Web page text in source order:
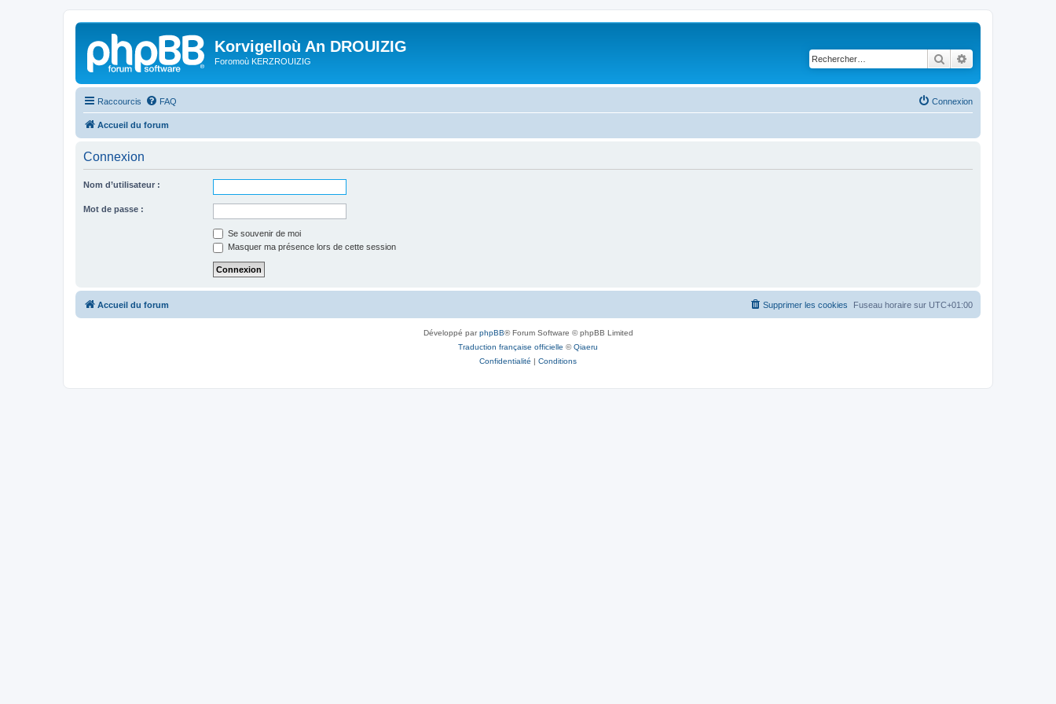
Korvigelloù An DROUIZIG
Foromoù KERZROUIZIG Rechercher
Raccourcis FAQ Connexion
Accueil du forum
Connexion
Nom d’utilisateur :
Mot de passe :
Se souvenir de moi
Masquer ma présence lors de cette session
Accueil du forum Fuseau horaire sur UTC+01:00
Supprimer les cookies
Développé parphpBB® Forum Software © phpBB Limited
Traduction française officielle ©Qiaeru
Confidentialité | Conditions